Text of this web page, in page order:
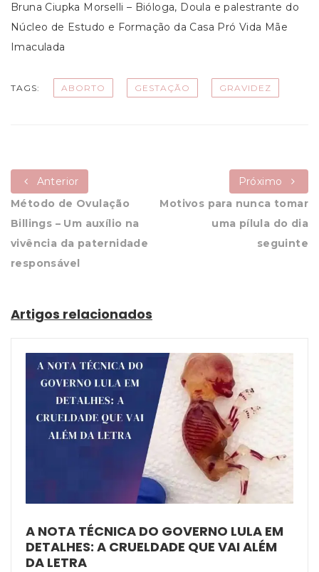
Bruna Ciupka Morselli – Bióloga, Doula e palestrante do
Núcleo de Estudo e Formação da Casa Pró Vida Mãe
Imaculada
TAGS: ABORTO GESTAÇÃO GRAVIDEZ
Anterior
Método de Ovulação
Billings – Um auxílio na
vivência da paternidade
responsável
Próximo
Motivos para nunca tomar
uma pílula do dia
seguinte
Artigos relacionados
A NOTA TÉCNICA DO GOVERNO LULA EM
DETALHES: A CRUELDADE QUE VAI ALÉM
DA LETRA